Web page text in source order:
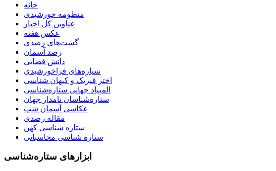
خانه
منظومه خورشیدی
عناوین کل اخبار
عکس هفته
گشت‌های رصدی
رصد آسمان
دانش فضایی
سیاره‌های فراخورشیدی
اختر فیزیک و کیهان شناسی
المپیاد جهانی ستاره‌شناسی
ستاره‌شناسان نامدار جهان
عکاسی آسمان شب
مقاله رصدی
ستاره شناسی کهن
ستاره شناسی محاسباتی
ابزارهای ستاره‌شناسی